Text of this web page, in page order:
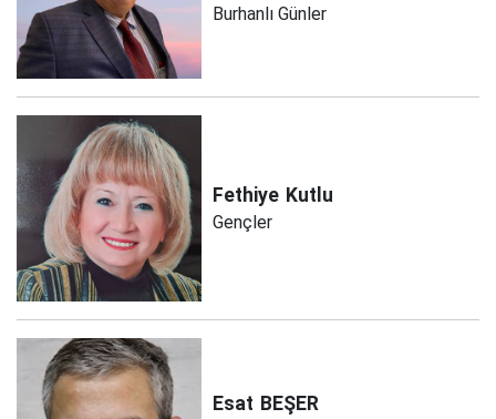
Burhanlı Günler
Fethiye Kutlu
Gençler
Esat BEŞER